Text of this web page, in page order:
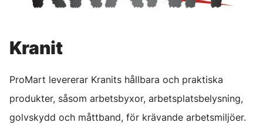
Kranit
ProMart levererar Kranits hållbara och praktiska
produkter, såsom arbetsbyxor, arbetsplatsbelysning,
golvskydd och måttband, för krävande arbetsmiljöer.